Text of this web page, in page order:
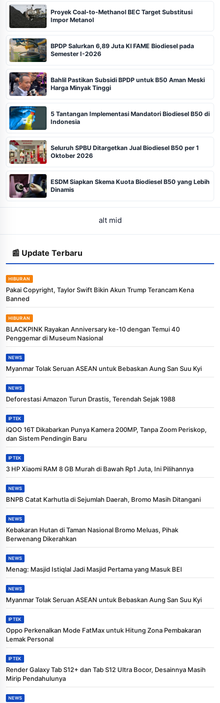
Proyek Coal-to-Methanol BEC Target Substitusi
Impor Metanol
BPDP Salurkan 6,89 Juta Kl FAME Biodiesel pada
Semester I-2026
Bahlil Pastikan Subsidi BPDP untuk B50 Aman Meski
Harga Minyak Tinggi
5 Tantangan Implementasi Mandatori Biodiesel B50 di
Indonesia
Seluruh SPBU Ditargetkan Jual Biodiesel B50 per 1
Oktober 2026
ESDM Siapkan Skema Kuota Biodiesel B50 yang Lebih
Dinamis
alt mid
📰 Update Terbaru
HIBURAN
Pakai Copyright, Taylor Swift Bikin Akun Trump Terancam Kena
Banned
HIBURAN
BLACKPINK Rayakan Anniversary ke-10 dengan Temui 40
Penggemar di Museum Nasional
NEWS
Myanmar Tolak Seruan ASEAN untuk Bebaskan Aung San Suu Kyi
NEWS
Deforestasi Amazon Turun Drastis, Terendah Sejak 1988
IPTEK
iQOO 16T Dikabarkan Punya Kamera 200MP, Tanpa Zoom Periskop,
dan Sistem Pendingin Baru
IPTEK
3 HP Xiaomi RAM 8 GB Murah di Bawah Rp1 Juta, Ini Pilihannya
NEWS
BNPB Catat Karhutla di Sejumlah Daerah, Bromo Masih Ditangani
NEWS
Kebakaran Hutan di Taman Nasional Bromo Meluas, Pihak
Berwenang Dikerahkan
NEWS
Menag: Masjid Istiqlal Jadi Masjid Pertama yang Masuk BEI
NEWS
Myanmar Tolak Seruan ASEAN untuk Bebaskan Aung San Suu Kyi
IPTEK
Oppo Perkenalkan Mode FatMax untuk Hitung Zona Pembakaran
Lemak Personal
IPTEK
Render Galaxy Tab S12+ dan Tab S12 Ultra Bocor, Desainnya Masih
Mirip Pendahulunya
NEWS